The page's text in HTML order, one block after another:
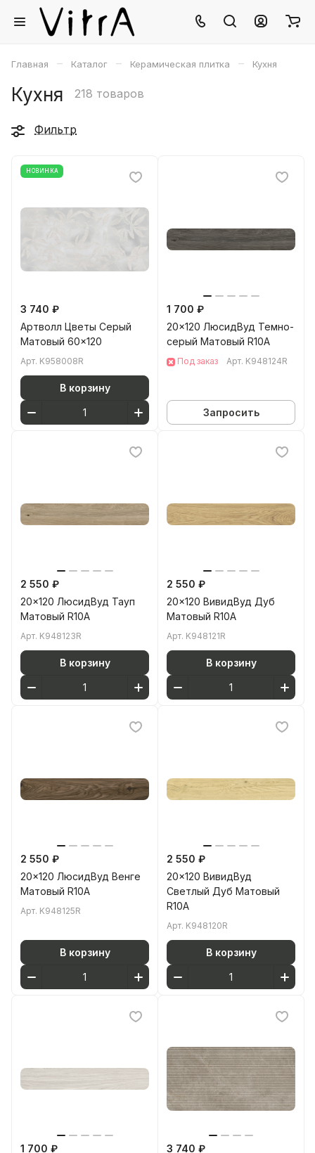
Главная – Каталог – Керамическая плитка – Кухня
Кухня 218 товаров
Фильтр
НОВИНКА
3 740 ₽
Артволл Цветы Серый
Матовый 60x120
Арт. K958008R
В корзину
1 700 ₽
20x120 ЛюсидВуд Темно-
серый Матовый R10A
Под заказ Арт. K948124R
Запросить
2 550 ₽
20x120 ЛюсидВуд Тауп
Матовый R10A
Арт. K948123R
В корзину
2 550 ₽
20x120 ВивидВуд Дуб
Матовый R10A
Арт. K948121R
В корзину
2 550 ₽
20x120 ЛюсидВуд Венге
Матовый R10A
Арт. K948125R
В корзину
2 550 ₽
20x120 ВивидВуд
Светлый Дуб Матовый
R10A
Арт. K948120R
В корзину
1 700 ₽
3 740 ₽